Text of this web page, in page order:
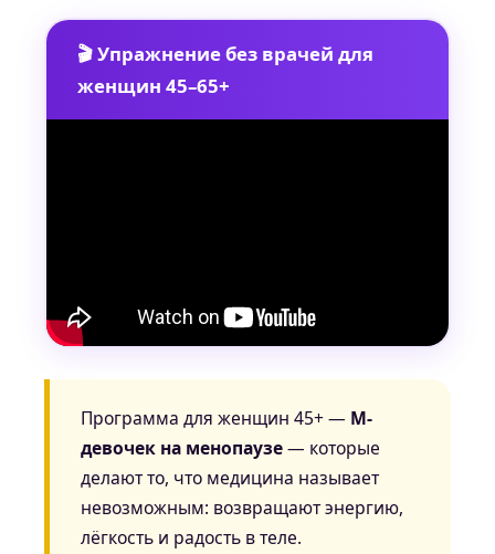
🎬 Упражнение без врачей для
женщин 45–65+
Программа для женщин 45+ — М-
девочек на менопаузе— которые
делают то, что медицина называет
невозможным: возвращают энергию,
лёгкость и радость в теле.